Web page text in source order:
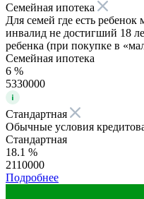
Семейная ипотека
Для семей где есть ребенок
инвалид не достигший 18
ребенка (при покупке в
Семейная ипотека
6 %
5330000
Стандартная
Обычные условия
Стандартная
18.1 %
2110000
Подробнее